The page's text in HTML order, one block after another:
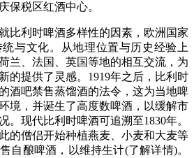
保税区红酒中心。
比利时啤酒多样性的因素，欧洲国家
与文化。从地理位置与历史经验上
兰、法国、英国等地的相互交流，为
的提供了灵感。1919年之后，比利时
酒吧禁售蒸馏酒的法令，这为当地啤
境，并诞生了高度数啤酒，以缓解市
。现代比利时啤酒可追溯至1830年。
的僧侣开始种植燕麦、小麦和大麦等
自酿啤酒，以维持生计(了解详情)。